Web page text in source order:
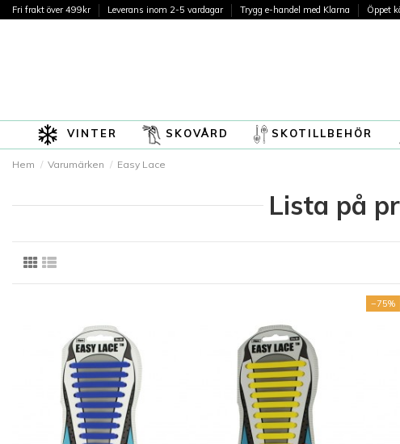
Fri frakt över 499kr Leverans inom 2-5 vardagar Trygg e-handel med Klarna Öppet
VINTER SKOVÅRD SKOTILLBEHÖR
Hem Varumärken Easy Lace
Lista på
−75%